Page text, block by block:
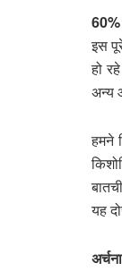
60%
इस
हो
अन्य
हमने
यह